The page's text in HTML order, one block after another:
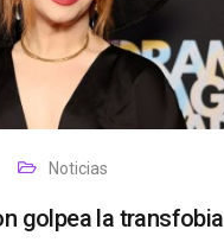
Noticias
golpea la transfobia